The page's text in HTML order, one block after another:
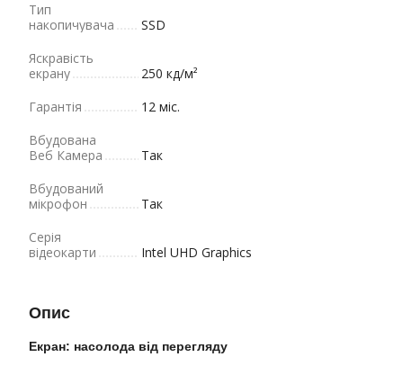
Тип
накопичувача
SSD
Яскравість
екрану
250 кд/м²
Гарантія
12 міс.
Вбудована
Веб Камера
Так
Вбудований
мікрофон
Так
Серія
відеокарти
Intel UHD Graphics
Опис
Екран: насолода від перегляду